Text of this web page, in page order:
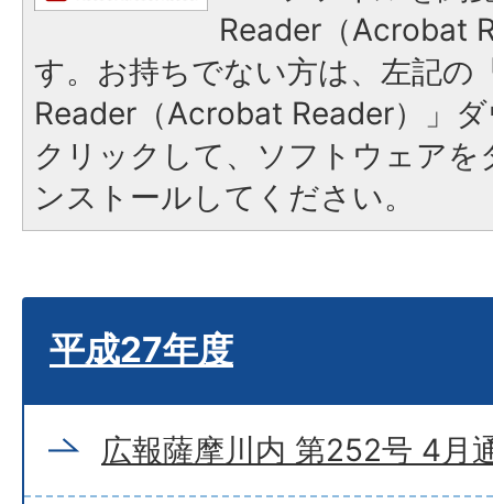
Reader（Acrobat
す。お持ちでない方は、左記の
Reader（Acrobat Reader）」
クリックして、ソフトウェア
ンストールしてください。
平成27年度
広報薩摩川内 第252号 4月